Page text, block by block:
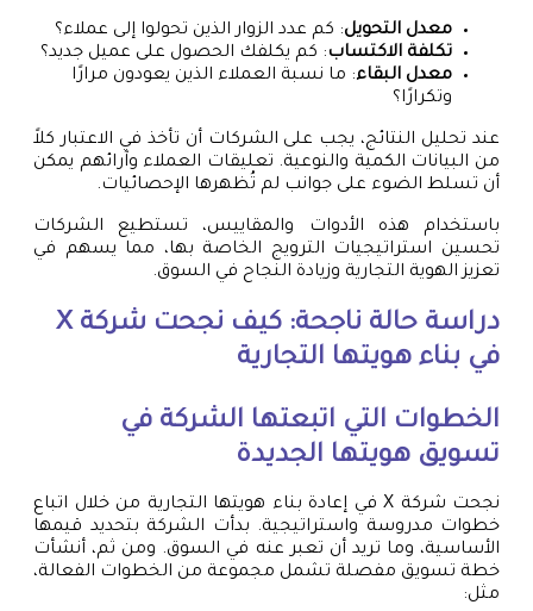
معدل التحويل: كم عدد الزوار الذين تحولوا إلى عملاء؟
تكلفة الاكتساب: كم يكلفك الحصول على عميل جديد؟
معدل البقاء: ما نسبة العملاء الذين يعودون مرارًا
وتكرارًا؟
عند تحليل النتائج، يجب على الشركات أن تأخذ في الاعتبار كلاً
من البيانات الكمية والنوعية. تعليقات العملاء وآرائهم يمكن
أن تسلط الضوء على جوانب لم تُظهرها الإحصائيات.
باستخدام هذه الأدوات والمقاييس، تستطيع الشركات
تحسين استراتيجيات الترويج الخاصة بها، مما يسهم في
تعزيز الهوية التجارية وزيادة النجاح في السوق.
دراسة حالة ناجحة: كيف نجحت شركة X
في بناء هويتها التجارية
الخطوات التي اتبعتها الشركة في
تسويق هويتها الجديدة
نجحت شركة X في إعادة بناء هويتها التجارية من خلال اتباع
خطوات مدروسة واستراتيجية. بدأت الشركة بتحديد قيمها
الأساسية، وما تريد أن تعبر عنه في السوق. ومن ثم، أنشأت
خطة تسويق مفصلة تشمل مجموعة من الخطوات الفعالة،
مثل: